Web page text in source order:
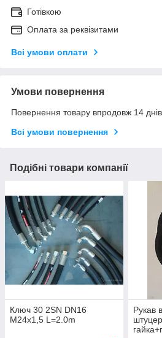
Готівкою
Оплата за реквізитами
Всі умови оплати
Умови повернення
Повернення товару впродовж 14
Всі умови повернення
Подібні товари компанії
Ключ 30 2SN DN16
М24х1,5 L=2.0m
Рукав